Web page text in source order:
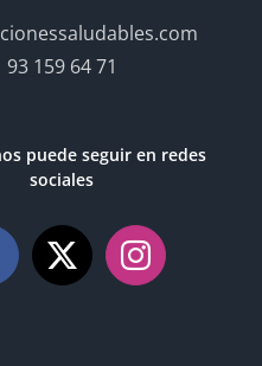
93 159 64 71
puede seguir en redes
sociales